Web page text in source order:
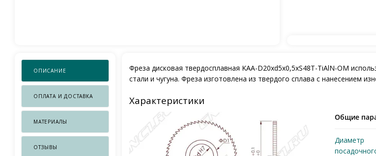
ОПИСАНИЕ
ОПЛАТА И ДОСТАВКА
МАТЕРИАЛЫ
ОТЗЫВЫ
Фреза дисковая твердосплавная KAA-D20xd5x0,5xS48T-TiAlN-OM
стали и чугуна. Фреза изготовлена из твердого сплава с нанесением
Характеристики
Общие
Диаметр